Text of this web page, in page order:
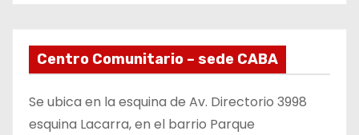
Centro Comunitario – sede CABA
Se ubica en la esquina de Av. Directorio 3998
esquina Lacarra, en el barrio Parque